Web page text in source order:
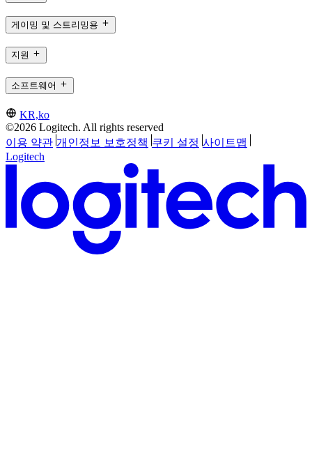
게이밍 및 스트리밍용
지원
소프트웨어
KR,ko
©2026 Logitech. All rights reserved
이용 약관 개인정보 보호정책 쿠키 설정 사이트맵
Logitech